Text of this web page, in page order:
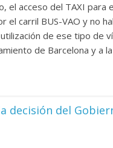
el acceso del TAXI para
el carril BUS-VAO y no
de ese tipo de
de Barcelona y a
decisión del